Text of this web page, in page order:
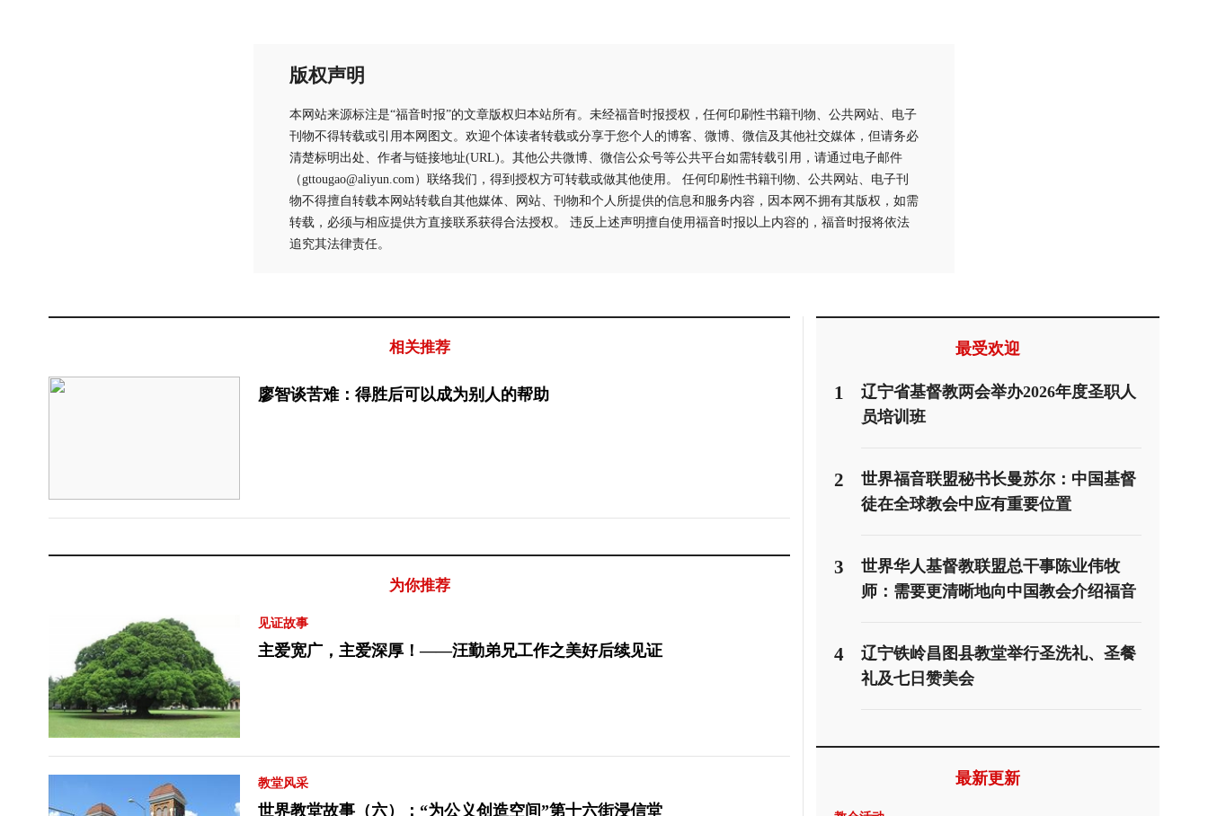
版权声明
本网站来源标注是“福音时报”的文章版权归本站所有。未经福音时报授权，任何印刷性书籍刊物、公共网站、电子
刊物不得转载或引用本网图文。欢迎个体读者转载或分享于您个人的博客、微博、微信及其他社交媒体，但请务必
清楚标明出处、作者与链接地址(URL)。其他公共微博、微信公众号等公共平台如需转载引用，请通过电子邮件
（gttougao@aliyun.com）联络我们，得到授权方可转载或做其他使用。 任何印刷性书籍刊物、公共网站、电子刊
物不得擅自转载本网站转载自其他媒体、网站、刊物和个人所提供的信息和服务内容，因本网不拥有其版权，如需
转载，必须与相应提供方直接联系获得合法授权。 违反上述声明擅自使用福音时报以上内容的，福音时报将依法
追究其法律责任。
相关推荐
廖智谈苦难：得胜后可以成为别人的帮助
为你推荐
见证故事
主爱宽广，主爱深厚！——汪勤弟兄工作之美好后续见证
教堂风采
世界教堂故事（六）：“为公义创造空间”第十六街浸信堂
最受欢迎
1
辽宁省基督教两会举办2026年度圣职人
员培训班
2
世界福音联盟秘书长曼苏尔：中国基督
徒在全球教会中应有重要位置
3
世界华人基督教联盟总干事陈业伟牧
师：需要更清晰地向中国教会介绍福音
4
辽宁铁岭昌图县教堂举行圣洗礼、圣餐
礼及七日赞美会
最新更新